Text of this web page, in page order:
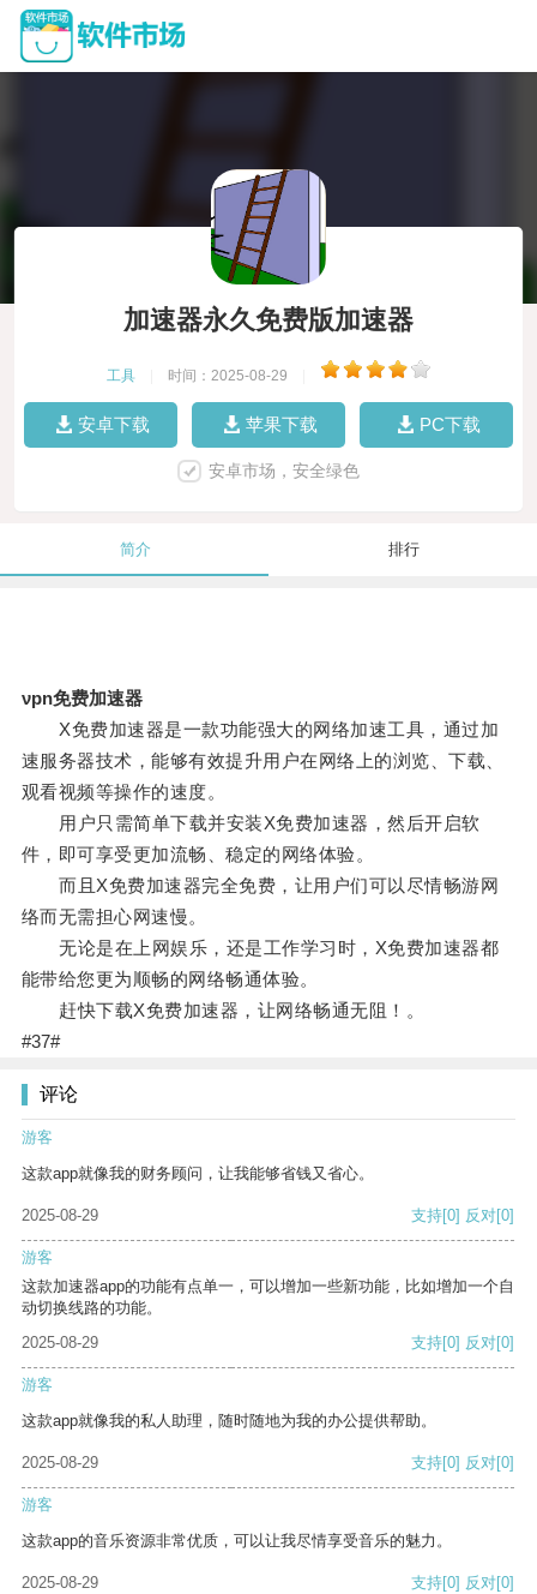
加速器永久免费版加速器
工具 时间：2025-08-29
安卓下载 苹果下载 PC下载
安卓市场，安全绿色
简介 排行
νpn免费加速器
X免费加速器是一款功能强大的网络加速工具，通过加
速服务器技术，能够有效提升用户在网络上的浏览、下载、
观看视频等操作的速度。
用户只需简单下载并安装X免费加速器，然后开启软
件，即可享受更加流畅、稳定的网络体验。
而且X免费加速器完全免费，让用户们可以尽情畅游网
络而无需担心网速慢。
无论是在上网娱乐，还是工作学习时，X免费加速器都
能带给您更为顺畅的网络畅通体验。
赶快下载X免费加速器，让网络畅通无阻！。
#37#
评论
游客
这款app就像我的财务顾问，让我能够省钱又省心。
2025-08-29 支持[0] 反对[0]
游客
这款加速器app的功能有点单一，可以增加一些新功能，比如增加一个自
动切换线路的功能。
2025-08-29
支持[0] 反对[0]
游客
这款app就像我的私人助理，随时随地为我的办公提供帮助。
2025-08-29 支持[0] 反对[0]
游客
这款app的音乐资源非常优质，可以让我尽情享受音乐的魅力。
2025-08-29 支持[0] 反对[0]